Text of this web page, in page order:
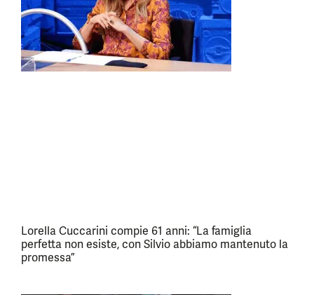
Lorella Cuccarini compie 61 anni: “La famiglia
perfetta non esiste, con Silvio abbiamo mantenuto la
promessa”